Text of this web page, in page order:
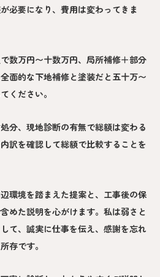
必要になり、費用は変わってきま
数万円〜十数万円、局所補修＋部分
面的な下地補修と塗装だと五十万〜
ください。
分、現地診断の有無で総額は変わる
訳を確認して総額で比較することを
環境を踏まえた提案と、工事後の保
めた説明を心がけます。私は弱さと
て、誠実に仕事を伝え、感謝を忘れ
存です。